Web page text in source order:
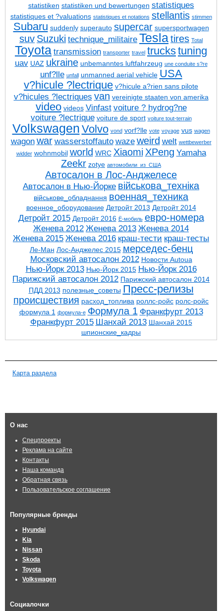
statistiken statistiken und bewertungen statistiques
statistiques et ?valuations statistiques et notations stellantis stimmen
Subaru suddenly superauto supercar supersportwagen
suv Suzuki technique_militaire Teslatires Total
Toyota transmission transporter travel truckstuning
uav UAZ ukraine unbemanntes luftfahrzeug une conduite s?re
unf?lle unfall unmanned aerial vehicle USA
v?hicule ?lectrique v?hicule a?rien sans pilote
v?hicules ?lectriques van vereinigte staaten von amerika
video videos Vinfast voiture ? hydrog?ne
voiture ?lectrique voiture de sport voiture tout-terrain
Volkswagen Volvo vond vorf?lle vote voyage vus wagen
wagon war wasserstoffauto waze weird welt wettbewerber
widder wohnmobil world WRC Xiaomi XPeng Yamaha
Zeekr zotye автомобили_из_США
Автосалон в Лос-Анджелесе
Автосалон в Нью-Йорке військова_техніка
військове_обладнання военная_техника
военное_оборудование Детройт 2013 Детройт 2014
Детройт 2015 Детройт 2016 Ё-мобиль евро-номера
Женева 2012 Женева 2013 Женева 2014
Женева 2015 Женева 2016 краш-тести краш-тесты
Ле-Ман Лос-Анджелес 2015 мерседес-бенц
Московский автосалон 2012 Новости Autoua
Нью-Йорк 2013 Нью-Йорк 2015 Нью-Йорк 2016
Парижский автосалон 2012 Парижский автосалон 2014
ПДД 2013 полезные_советы Пресс-релизы
проиcшествия расход_топлива роллс-ройс ролс-ройс
формула 1 формула-е Формула 1 Франкфурт 2013
Франкфурт 2015 Шанхай 2013 Шанхай 2015
шпионские_кадры
Карта раздела
О нас
Спецпроекты
Реклама на сайте
Контакты
Наша команда
Обратная связь
Пользовательское соглашение
Популярные бренды
Hyundai
Kia
Nissan
Skoda
Toyota
Volkswagen
Социалочки